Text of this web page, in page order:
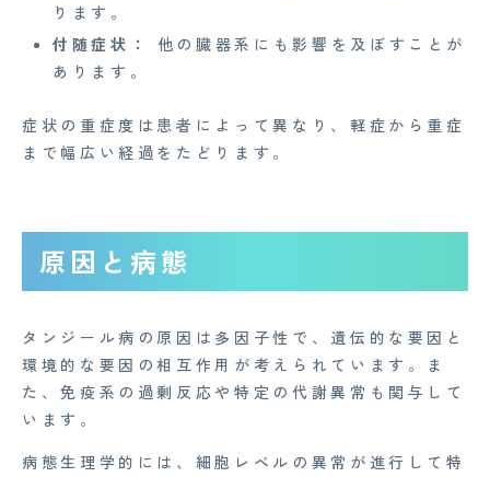
ります。
付随症状：
他の臓器系にも影響を及ぼすことが
あります。
症状の重症度は患者によって異なり、軽症から重症
まで幅広い経過をたどります。
原因と病態
タンジール病の原因は多因子性で、遺伝的な要因と
環境的な要因の相互作用が考えられています。ま
た、免疫系の過剰反応や特定の代謝異常も関与して
います。
病態生理学的には、細胞レベルの異常が進行して特